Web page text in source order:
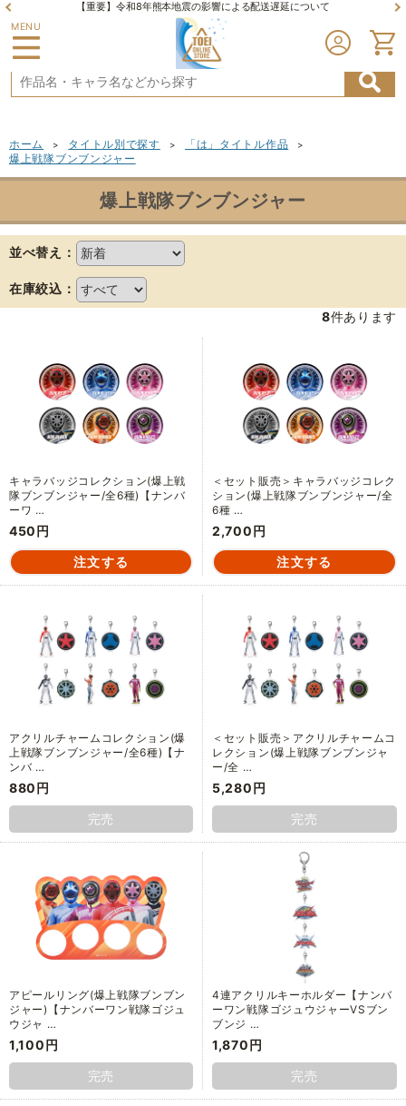
【重要】令和8年熊本地震の影響による配送遅延について
MENU
ホーム > タイトル別で探す > 「は」タイトル作品 >
爆上戦隊ブンブンジャー
爆上戦隊ブンブンジャー
並べ替え：
在庫絞込：
8件あります
キャラバッジコレクション(爆上戦
隊ブンブンジャー/全6種)【ナンバ
ーワ …
450円
＜セット販売＞キャラバッジコレク
ション(爆上戦隊ブンブンジャー/全
6種 …
2,700円
アクリルチャームコレクション(爆
上戦隊ブンブンジャー/全6種)【ナ
ンバ …
880円
完売
＜セット販売＞アクリルチャームコ
レクション(爆上戦隊ブンブンジャ
ー/全 …
5,280円
完売
アピールリング(爆上戦隊ブンブン
ジャー)【ナンバーワン戦隊ゴジュ
ウジャ …
1,100円
完売
4連アクリルキーホルダー【ナンバ
ーワン戦隊ゴジュウジャーVSブン
ブンジ …
1,870円
完売